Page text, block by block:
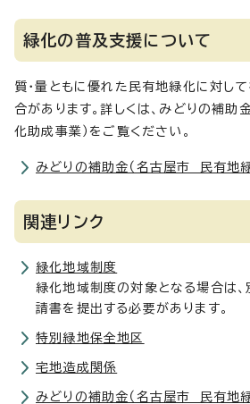
緑化の普及支援について
質・量ともに優れた民有地緑化に対し
合があります。詳しくは、みどりの補助
化助成事業）をご覧ください。
みどりの補助金（名古屋市 民有地
関連リンク
緑化地域制度
緑化地域制度の対象となる場合は、
請書を提出する必要があります。
特別緑地保全地区
宅地造成関係
みどりの補助金（名古屋市 民有地